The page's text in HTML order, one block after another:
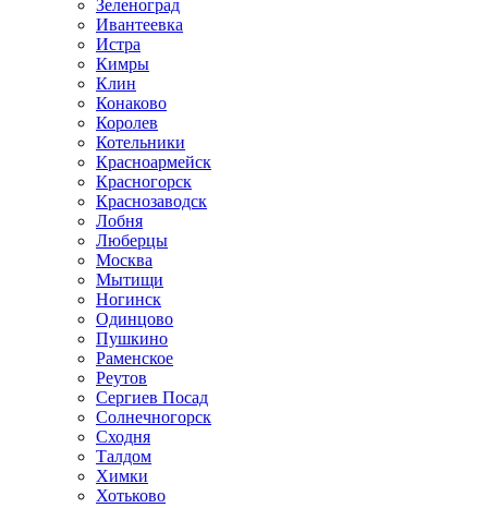
Зеленоград
Ивантеевка
Истра
Кимры
Клин
Конаково
Королев
Котельники
Красноармейск
Красногорск
Краснозаводск
Лобня
Люберцы
Москва
Мытищи
Ногинск
Одинцово
Пушкино
Раменское
Реутов
Сергиев Посад
Солнечногорск
Сходня
Талдом
Химки
Хотьково